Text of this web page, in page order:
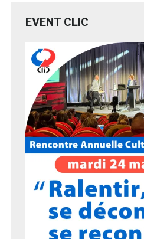
EVENT CLIC